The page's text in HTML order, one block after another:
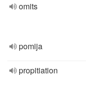
omits
pomija
propitiation